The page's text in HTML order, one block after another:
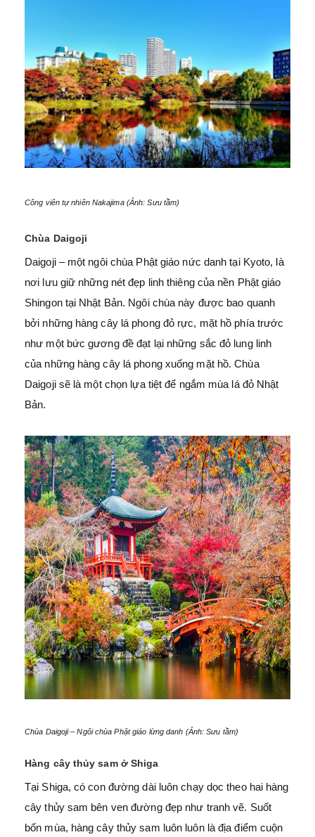
Công viên tự nhiên Nakajima (Ảnh: Sưu tầm)
Chùa Daigoji
Daigoji – một ngôi chùa Phật giáo nức danh tại Kyoto, là
nơi lưu giữ những nét đẹp linh thiêng của nền Phật giáo
Shingon tại Nhật Bản. Ngôi chùa này được bao quanh
bởi những hàng cây lá phong đỏ rực, mặt hồ phía trước
như một bức gương đề đạt lại những sắc đỏ lung linh
của những hàng cây lá phong xuống mặt hồ. Chùa
Daigoji sẽ là một chọn lựa tiệt để ngắm mùa lá đỏ Nhật
Bản.
Chùa Daigoji – Ngôi chùa Phật giáo lừng danh (Ảnh: Sưu tầm)
Hàng cây thủy sam ở Shiga
Tại Shiga, có con đường dài luôn chạy dọc theo hai hàng
cây thủy sam bên ven đường đẹp như tranh vẽ. Suốt
bốn mùa, hàng cây thủy sam luôn luôn là địa điểm cuộn